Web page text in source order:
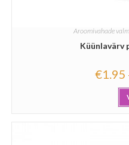
Aroomivahade
Küünlavärv
€1.95